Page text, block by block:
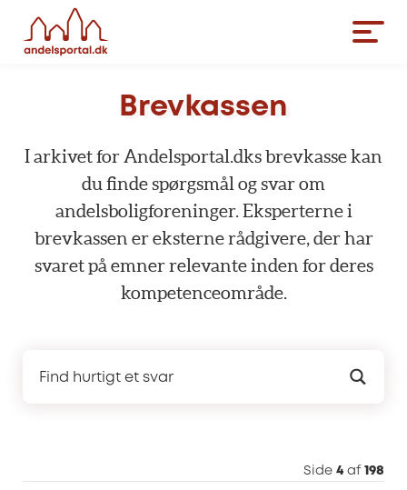
Brevkassen
I arkivet for Andelsportal.dks brevkasse kan
du finde spørgsmål og svar om
andelsboligforeninger. Eksperterne i
brevkassen er eksterne rådgivere, der har
svaret på emner relevante inden for deres
kompetenceområde.
Side 4 af 198